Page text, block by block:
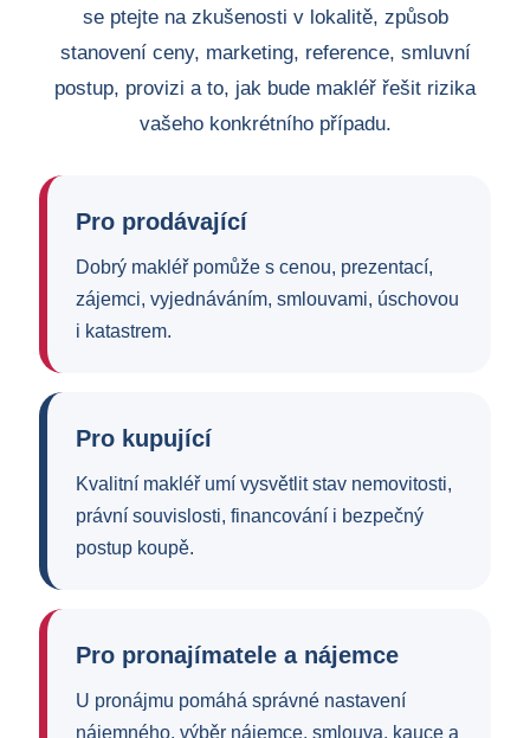
se ptejte na zkušenosti v lokalitě, způsob
stanovení ceny, marketing, reference, smluvní
postup, provizi a to, jak bude makléř řešit rizika
vašeho konkrétního případu.
Pro prodávající
Dobrý makléř pomůže s cenou, prezentací,
zájemci, vyjednáváním, smlouvami, úschovou
i katastrem.
Pro kupující
Kvalitní makléř umí vysvětlit stav nemovitosti,
právní souvislosti, financování i bezpečný
postup koupě.
Pro pronajímatele a nájemce
U pronájmu pomáhá správné nastavení
nájemného, výběr nájemce, smlouva, kauce a